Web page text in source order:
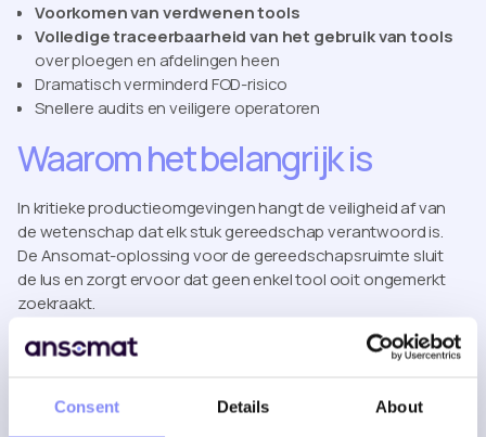
Consent Details About
Voorkomen van verdwenen tools
Volledige traceerbaarheid van het gebruik van tools
over ploegen en afdelingen heen
Dramatisch verminderd FOD-risico
Snellere audits en veiligere operatoren
Waarom het belangrijk is
In kritieke productieomgevingen hangt de veiligheid af van
de wetenschap dat elk stuk gereedschap verantwoord is.
De Ansomat-oplossing voor de gereedschapsruimte sluit
de lus en zorgt ervoor dat geen enkel tool ooit ongemerkt
zoekraakt.
Manual Tool Room vs. Digital
FOD Prevention & Tool Control